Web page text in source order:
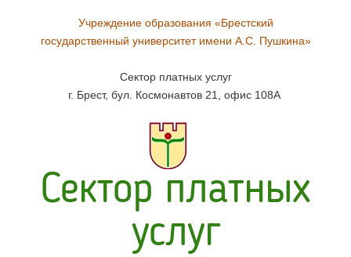
Учреждение образования «Брестский
государственный университет имени А.С. Пушкина»
Сектор платных услуг
г. Брест, бул. Космонавтов 21, офис 108А
Сектор платных
услуг